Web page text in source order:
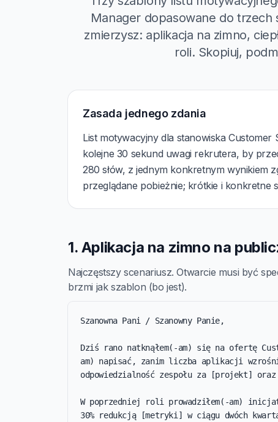
Manager dopasowane do
zmierzysz: aplikacja na zimno,
roli. Skopiuj,
Zasada jednego zdania
List motywacyjny dla stanowiska Customer
kolejne 30 sekund uwagi rekrutera, by
280 słów, z jednym konkretnym wynikiem
przeglądane pobieżnie; krótkie i konkretne
1. Aplikacja na zimno na
Najczęstszy scenariusz. Otwarcie musi być
brzmi jak szablon (bo jest).
Szanowna Pani / Szanowny Panie,
Dziś rano natknąłem(-am) się na ofertę
am) napisać, zanim liczba aplikacji
odpowiedzialność zespołu za [projekt] oraz
W poprzedniej roli prowadziłem(-am)
30% redukcją [metryki] w ciągu dwóch